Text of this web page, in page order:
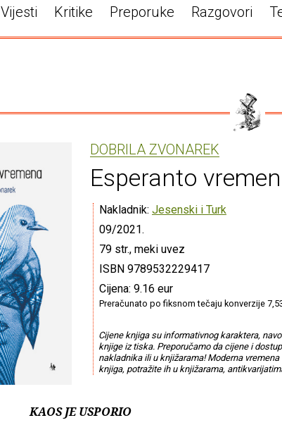
Vijesti Kritike Preporuke Razgovori
DOBRILA ZVONAREK
Esperanto
Nakladnik: Jesenski i Turk
09/2021.
79 str., meki uvez
ISBN 9789532229417
Cijena: 9.16 eur
Preračunato po fiksnom tečaju konverzije
Cijene knjiga su informativnog karaktera,
knjige iz tiska. Preporučamo da cijene i
nakladnika ili u knjižarama! Moderna
knjiga, potražite ih u knjižarama,
KAOS JE USPORIO